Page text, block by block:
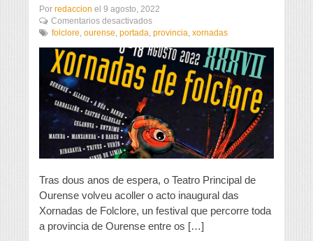
Por redaccion el 9 agosto, 2022
Comentarios desactivadosen
Arrancan
Xornadas
de
Folclore
coa
representación
de
seis
países
folclore, ourense, portada, provincia, xornadas
Tras dous anos de espera, o Teatro Principal de
Ourense volveu acoller o acto inaugural das
Xornadas de Folclore, un festival que percorre toda
a provincia de Ourense entre os […]